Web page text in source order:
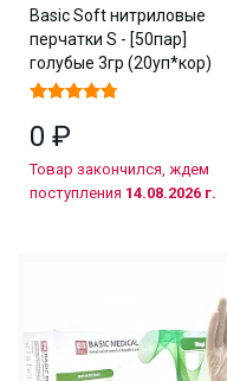
Basic Soft нитриловые
перчатки S - [50пар]
голубые 3гр (20уп*кор)
0 ₽
Товар закончился, ждем
поступления 14.08.2026 г.